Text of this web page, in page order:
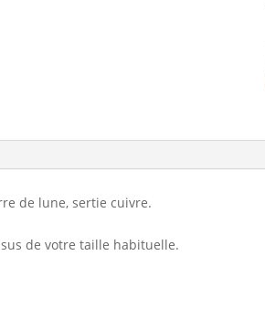
de lune, sertie cuivre.
de votre taille habituelle.